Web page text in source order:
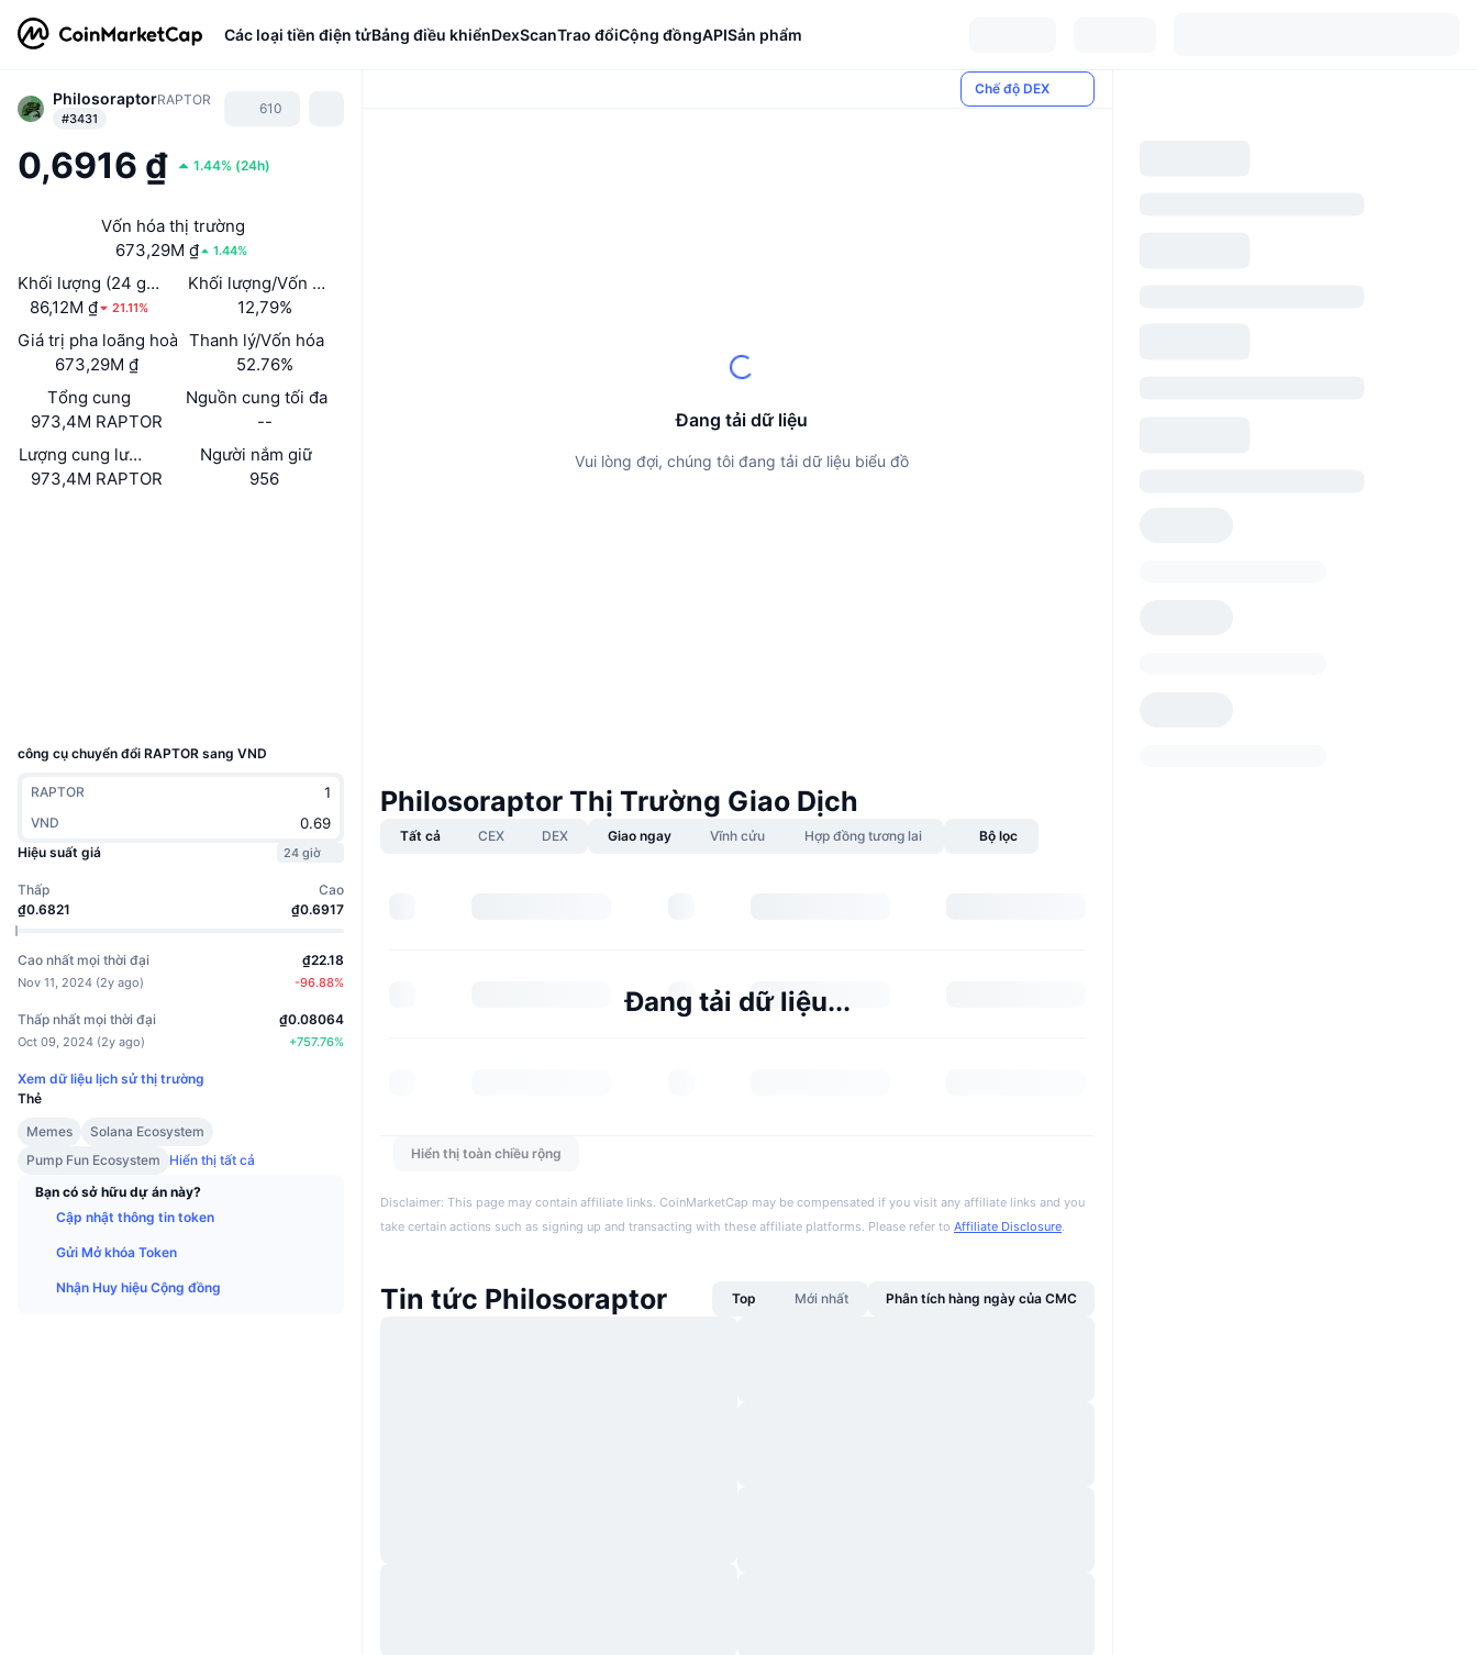
Các loại tiền điện tửBảng điều khiểnDexScanTrao đổiCộng đồngAPISản phẩm
PhilosoraptorRAPTOR
#3431
610
0,6916 ₫ 1.44% (24h)
Vốn hóa thị trường
673,29M ₫
1.44%
Khối lượng (24 giờ)
86,12M ₫
21.11%
Khối lượng/Vốn hóa thị trường (24h)
12,79%
Giá trị pha loãng hoàn toàn (FDV)
673,29M ₫
Thanh lý/Vốn hóa
52.76%
Tổng cung
973,4M RAPTOR
Nguồn cung tối đa
--
Lượng cung lưu hành
973,4M RAPTOR
Người nắm giữ
956
công cụ chuyển đổi RAPTOR sang VND
RAPTOR
VND
Hiệu suất giá
24 giờ
Thấp
₫0.6821
Cao
₫0.6917
Cao nhất mọi thời đại
Nov 11, 2024 (2y ago)
₫22.18
-96.88%
Thấp nhất mọi thời đại
Oct 09, 2024 (2y ago)
₫0.08064
+757.76%
Xem dữ liệu lịch sử thị trường
Thẻ
Memes
Solana Ecosystem
Pump Fun Ecosystem
Hiển thị tất cả
Bạn có sở hữu dự án này?
Cập nhật thông tin token
Gửi Mở khóa Token
Nhận Huy hiệu Cộng đồng
Chế độ DEX
Đang tải dữ liệu
Vui lòng đợi, chúng tôi đang tải dữ liệu biểu đồ
Philosoraptor Thị Trường Giao Dịch
Tất cả CEX DEX Giao ngay Vĩnh cửu Hợp đồng tương lai Bộ lọc
Đang tải dữ liệu...
Hiển thị toàn chiều rộng
Disclaimer: This page may contain affiliate links. CoinMarketCap may be compensated if you visit any affiliate links and you
take certain actions such as signing up and transacting with these affiliate platforms. Please refer to Affiliate Disclosure.
Tin tức Philosoraptor Top Mới nhất Phân tích hàng ngày của CMC